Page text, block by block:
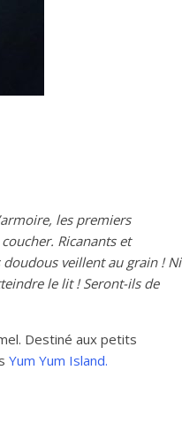
les premiers
Ricanants et
veillent au grain ! Ni
le lit ! Seront-ils de
Destiné aux petits
Yum Yum Island.